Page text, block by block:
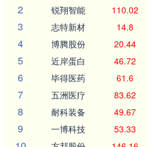
2 锐翔智能 110.02
3 志特新材 14.8
4 博腾股份 20.44
5 近岸蛋白 46.72
6 毕得医药 61.6
7 五洲医疗 83.62
8 耐科装备 49.67
9 一博科技 53.33